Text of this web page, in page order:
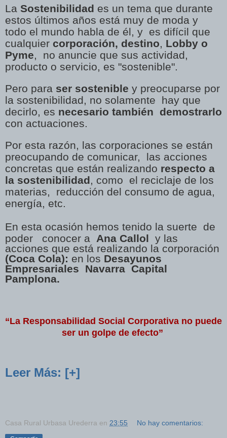
La Sostenibilidad es un tema que durante
estos últimos años está muy de moda y
todo el mundo habla de él, y es difícil que
cualquier corporación, destino, Lobby o
Pyme, no anuncie que sus actividad,
producto o servicio, es "sostenible".
Pero para ser sostenible y preocuparse por
la sostenibilidad, no solamente hay que
decirlo, es necesario también demostrarlo
con actuaciones.
Por esta razón, las corporaciones se están
preocupando de comunicar, las acciones
concretas que están realizando respecto a
la sostenibilidad, como el reciclaje de los
materias, reducción del consumo de agua,
energía, etc.
En esta ocasión hemos tenido la suerte de
poder conocer a Ana Callol y las
acciones que está realizando la corporación
(Coca Cola): en los Desayunos
Empresariales Navarra Capital
Pamplona.
“La Responsabilidad Social Corporativa no puede
ser un golpe de efecto”
Leer Más: [+]
Casa Rural Urbasa Urederra en 23:55 No hay comentarios: